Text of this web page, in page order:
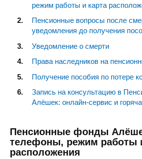
режим работы и карта
Пенсионные вопросы после
уведомления до получения
Уведомление о смерти
Права наследников на
Получение пособия по потере
Запись на консультацию в
Алёшек: онлайн-сервис и
Пенсионные фонды
телефоны, режим работы
расположения